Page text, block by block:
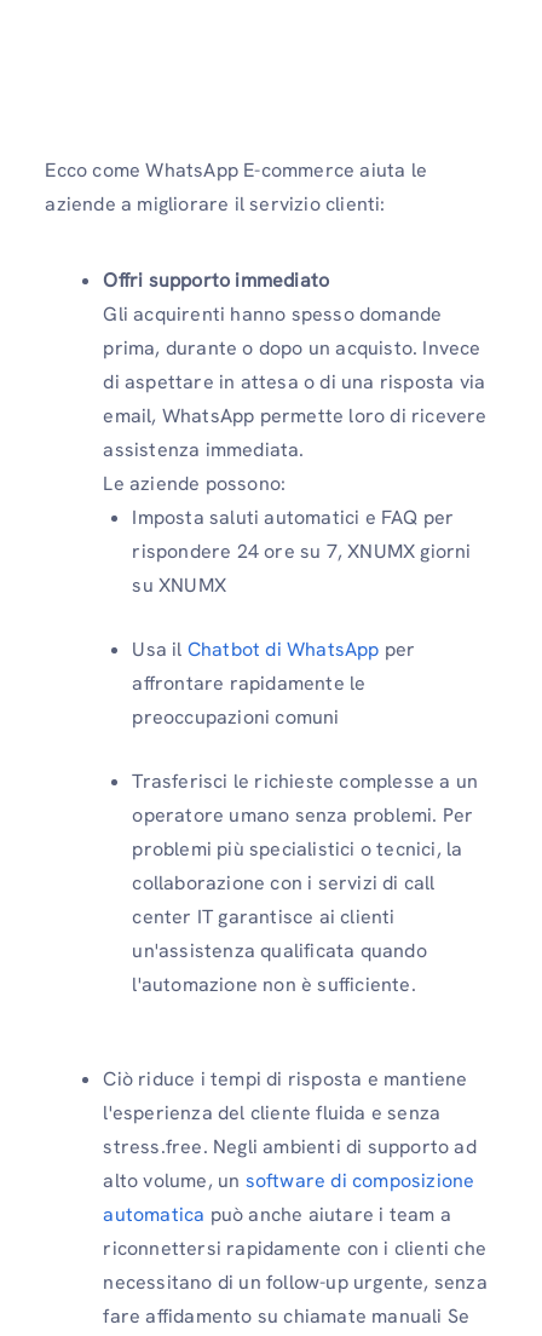
Ecco come WhatsApp E-commerce aiuta le
aziende a migliorare il servizio clienti:
Offri supporto immediato
Gli acquirenti hanno spesso domande
prima, durante o dopo un acquisto. Invece
di aspettare in attesa o di una risposta via
email, WhatsApp permette loro di ricevere
assistenza immediata.
Le aziende possono:
Imposta saluti automatici e FAQ per
rispondere 24 ore su 7, XNUMX giorni
su XNUMX
Usa il Chatbot di WhatsApp per
affrontare rapidamente le
preoccupazioni comuni
Trasferisci le richieste complesse a un
operatore umano senza problemi. Per
problemi più specialistici o tecnici, la
collaborazione con i servizi di call
center IT garantisce ai clienti
un'assistenza qualificata quando
l'automazione non è sufficiente.
Ciò riduce i tempi di risposta e mantiene
l'esperienza del cliente fluida e senza
stress.free. Negli ambienti di supporto ad
alto volume, un software di composizione
automatica può anche aiutare i team a
riconnettersi rapidamente con i clienti che
necessitano di un follow-up urgente, senza
fare affidamento su chiamate manuali Se